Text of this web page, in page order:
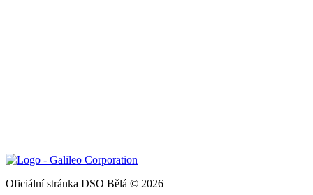
Oficiální stránka DSO Bělá © 2026